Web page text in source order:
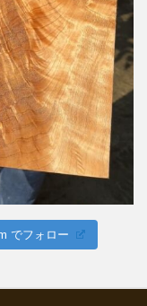
でフォロー